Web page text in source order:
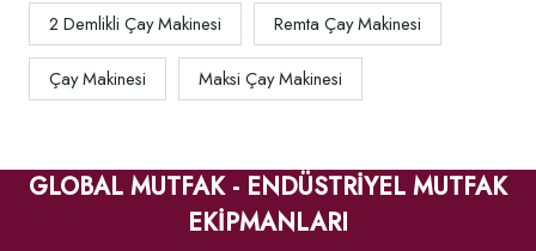
2 Demlikli Çay Makinesi Remta Çay Makinesi
Çay Makinesi Maksi Çay Makinesi
GLOBAL MUTFAK - ENDÜSTRİYEL MUTFAK
EKİPMANLARI